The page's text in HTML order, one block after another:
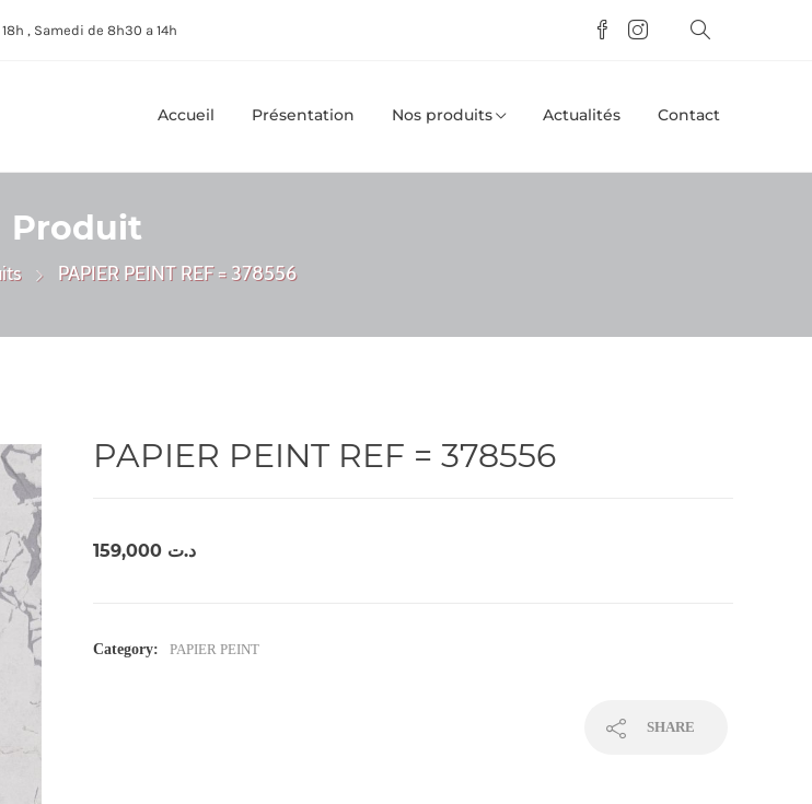
, Samedi de 8h30 a 14h
Accueil Présentation Nos produits Actualités Contact
Produit
PAPIER PEINT REF = 378556
PAPIER PEINT REF = 378556
د.ت
Category: PAPIER PEINT
SHARE